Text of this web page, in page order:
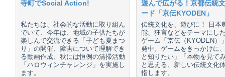
寺町でSocial Action!
私たちは、社会的な活動に取り組ん
でいて、今年は、地域の子供たちが
楽しんで交流できる「子ども夏まつ
り」の開催、障害について理解でき
る動画作成、秋には恒例の清掃活動
「ハロウィンチャレンジ」を実施し
ます。
遊んで広がる！京都伝統
ード「京伝KYODEN」
伝統文化を、遊びに！ 日本
能、狂言などをテーマにし
ゲーム「京伝（KYODEN）
発中。ゲームをきっかけに
と知りたい」「本物を見て
と思える、新しい伝統文化
指します。